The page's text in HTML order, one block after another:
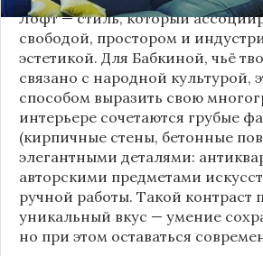
Лофт — стиль, который
свободой, простором и
эстетикой. Для Бабкиной, чьё
связано с народной культурой,
способом выразить свою
интерьере сочетаются грубые
(кирпичные стены, бетонные
элегантными деталями:
авторскими предметами
ручной работы. Такой контраст
уникальный вкус — умение
но при этом оставаться